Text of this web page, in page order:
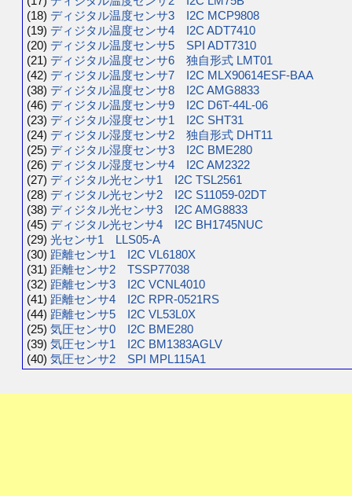
(18) ディジタル温度センサ3 I2C MCP9808
(19) ディジタル温度センサ4 I2C ADT7410
(20) ディジタル温度センサ5 SPI ADT7310
(21) ディジタル温度センサ6 独自形式 LMT01
(42) ディジタル温度センサ7 I2C MLX90614ESF-BAA
(38) ディジタル温度センサ8 I2C AMG8833
(46) ディジタル温度センサ9 I2C D6T-44L-06
(23) ディジタル湿度センサ1 I2C SHT31
(24) ディジタル湿度センサ2 独自形式 DHT11
(25) ディジタル湿度センサ3 I2C BME280
(26) ディジタル湿度センサ4 I2C AM2322
(27) ディジタル光センサ1 I2C TSL2561
(28) ディジタル光センサ2 I2C S11059-02DT
(38) ディジタル光センサ3 I2C AMG8833
(45) ディジタル光センサ4 I2C BH1745NUC
(29) 光センサ1 LLS05-A
(30) 距離センサ1 I2C VL6180X
(31) 距離センサ2 TSSP77038
(32) 距離センサ3 I2C VCNL4010
(41) 距離センサ4 I2C RPR-0521RS
(44) 距離センサ5 I2C VL53L0X
(25) 気圧センサ0 I2C BME280
(39) 気圧センサ1 I2C BM1383AGLV
(40) 気圧センサ2 SPI MPL115A1